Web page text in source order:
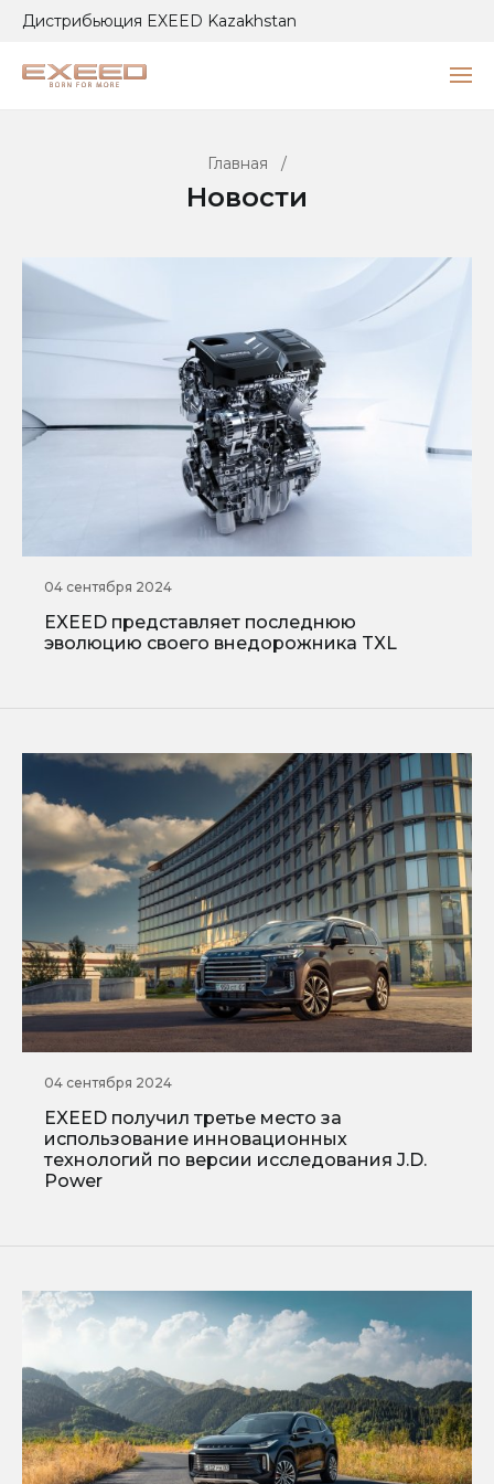
Дистрибьюция EXEED Kazakhstan
Главная /
Новости
04 сентября 2024
EXEED представляет последнюю
эволюцию своего внедорожника TXL
04 сентября 2024
EXEED получил третье место за
использование инновационных
технологий по версии исследования J.D.
Power